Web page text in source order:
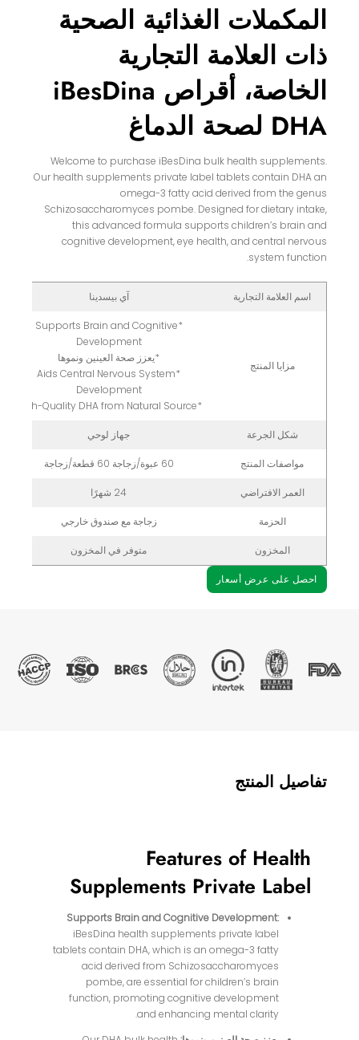
المكملات الغذائية الصحية
ذات العلامة التجارية
الخاصة، أقراص iBesDina
DHA لصحة الدماغ
Welcome to purchase iBesDina bulk health supplements.
Our health supplements private label tablets contain DHA an
omega-3 fatty acid derived from the genus
Schizosaccharomyces pombe. Designed for dietary intake,
this advanced formula supports children’s brain and
cognitive development, eye health, and central nervous
system function.
اسم العلامة التجارية آي بيسدينا
مزايا المنتج
*Supports Brain and Cognitive
Development
*يعزز صحة العينين ونموها
*Aids Central Nervous System
Development
*High-Quality DHA from Natural Source
شكل الجرعة جهاز لوحي
مواصفات المنتج 60 عبوة/زجاجة 60 قطعة/زجاجة
العمر الافتراضي 24 شهرًا
الحزمة زجاجة مع صندوق خارجي
المخزون متوفر في المخزون
احصل على عرض أسعار
تفاصيل المنتج
Features of Health
Supplements Private Label
Supports Brain and Cognitive Development:
iBesDina health supplements private label
tablets contain DHA, which is an omega-3 fatty
acid derived from Schizosaccharomyces
pombe, are essential for children’s brain
function, promoting cognitive development
and enhancing mental clarity.